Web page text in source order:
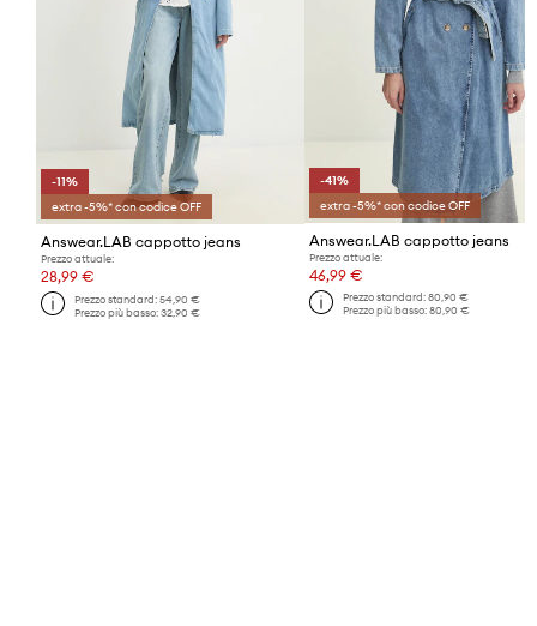
-11%
extra -5%* con codice OFF
Answear.LAB cappotto jeans
Prezzo attuale:
28,99 €
Prezzo standard:54,90 €
Prezzo più basso:32,90 €
-41%
extra -5%* con codice OFF
Answear.LAB cappotto jeans
Prezzo attuale:
46,99 €
Prezzo standard: 80,90 €
Prezzo più basso: 80,90 €